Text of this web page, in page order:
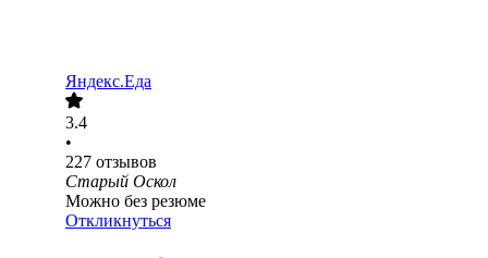
Яндекс.Еда
3.4
•
227 отзывов
Старый Оскол
Можно без резюме
Откликнуться